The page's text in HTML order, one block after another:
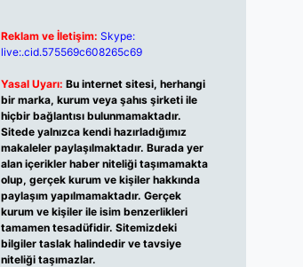
Reklam ve İletişim: Skype:
live:.cid.575569c608265c69
Yasal Uyarı: Bu internet sitesi, herhangi
bir marka, kurum veya şahıs şirketi ile
hiçbir bağlantısı bulunmamaktadır.
Sitede yalnızca kendi hazırladığımız
makaleler paylaşılmaktadır. Burada yer
alan içerikler haber niteliği taşımamakta
olup, gerçek kurum ve kişiler hakkında
paylaşım yapılmamaktadır. Gerçek
kurum ve kişiler ile isim benzerlikleri
tamamen tesadüfidir. Sitemizdeki
bilgiler taslak halindedir ve tavsiye
niteliği taşımazlar.